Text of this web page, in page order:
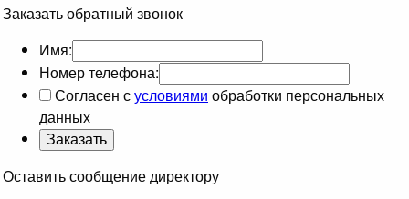
Заказать обратный звонок
Имя:
Номер телефона:
Согласен сусловиями обработки персональных
данных
Оставить сообщение директору